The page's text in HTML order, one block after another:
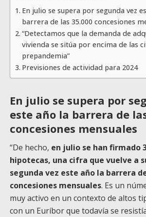
En julio se supera por segunda vez
barrera de las 35.000 concesiones
“Detectamos que la demanda de
vivienda se sitúa por encima de las
prepandemia”
Previsiones de actividad para 2024
En julio se supera por
este año la barrera de
concesiones mensuales
“De hecho, en julio se han firmado
hipotecas, una cifra que vuelve a
segunda vez este año la barrera
concesiones mensuales. Es un
muy activo en un contexto de altos
con un Euríbor que todavía se